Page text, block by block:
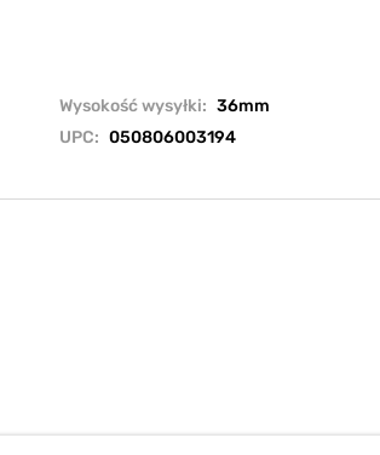
Wysokość wysyłki: 36mm
UPC: 050806003194